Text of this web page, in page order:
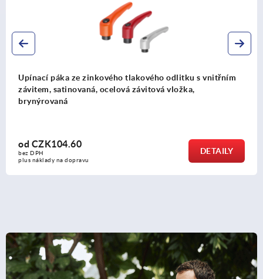
Upínací páka z plastu s vnějším závitem, se závitovou
vložkou z oceli, modře pasivovaná
odCZK76.28
bez DPH
plus náklady na dopravu
DETAILY